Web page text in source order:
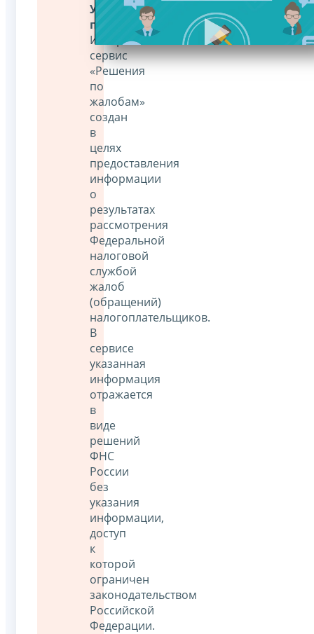
Уважаемые
пользователи!
Интернет-
сервис
«Решения
по
жалобам»
создан
в
целях
предоставления
информации
о
результатах
рассмотрения
Федеральной
налоговой
службой
жалоб
(обращений)
налогоплательщиков.
В
сервисе
указанная
информация
отражается
в
виде
решений
ФНС
России
без
указания
информации,
доступ
к
которой
ограничен
законодательством
Российской
Федерации.